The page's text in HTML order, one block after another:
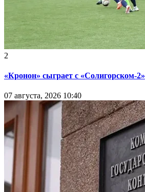
2
«Кронон» сыграет с «Солигорском-2»
07 августа, 2026 10:40